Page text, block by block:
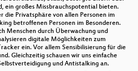
ein großes Missbrauchspotential bieten.
die Privatsphäre von allen Personen im
betroffenen Personen im Besonderen.
Menschen durch Überwachung und
digitale Möglichkeiten zum
ein. Vor allem Sensibilisierung für die
Gleichzeitig schauen wir uns einfache
und Antistalking an.